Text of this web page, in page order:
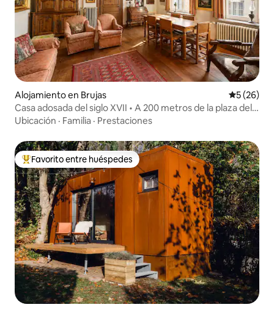
Alojamiento en Brujas
5 (26)
Casa adosada del siglo XVII • A 200 metros de la plaza del
mercado
Ubicación · Familia · Prestaciones
Favorito entre los huéspedes más destacados
Favorito entre huéspedes